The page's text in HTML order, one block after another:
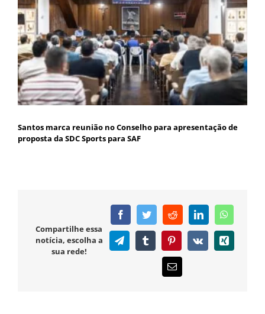
Santos marca reunião no Conselho para apresentação de
proposta da SDC Sports para SAF
Compartilhe essa
notícia, escolha a
sua rede!
FacebookTwitterRedditLinkedIn
TelegramTumblr PinterestVk Xing
E-
mail